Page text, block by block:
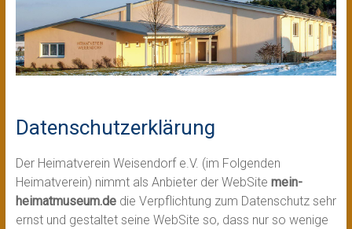
Datenschutzerklärung
Der Heimatverein Weisendorf e.V. (im Folgenden
Heimatverein) nimmt als Anbieter der WebSite mein-
heimatmuseum.dedie Verpflichtung zum Datenschutz sehr
ernst und gestaltet seine WebSite so, dass nur so wenige